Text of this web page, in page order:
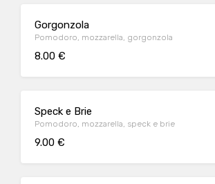
Gorgonzola
Pomodoro, mozzarella, gorgonzola
8.00 €
Speck e Brie
Pomodoro, mozzarella, speck e brie
9.00 €